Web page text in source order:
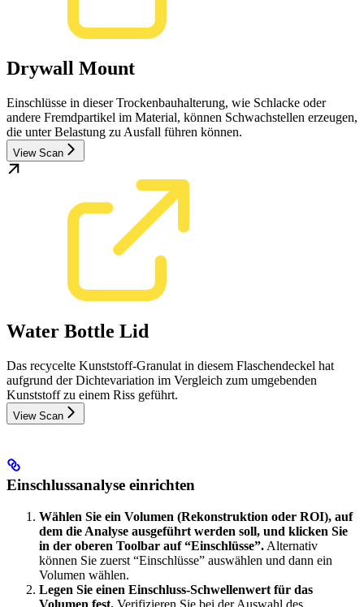
Drywall Mount
Einschlüsse in dieser Trockenbauhalterung, wie Schlacke oder
andere Fremdpartikel im Material, können Schwachstellen erzeugen,
die unter Belastung zu Ausfall führen können.
View Scan
Water Bottle Lid
Das recycelte Kunststoff-Granulat in diesem Flaschendeckel hat
aufgrund der Dichtevariation im Vergleich zum umgebenden
Kunststoff zu einem Riss geführt.
View Scan
Einschlussanalyse einrichten
Wählen Sie ein Volumen (Rekonstruktion oder ROI), auf
dem die Analyse ausgeführt werden soll, und klicken Sie
in der oberen Toolbar auf “Einschlüsse”. Alternativ
können Sie zuerst “Einschlüsse” auswählen und dann ein
Volumen wählen.
Legen Sie einen Einschluss-Schwellenwert für das
Volumen fest. Verifizieren Sie bei der Auswahl des